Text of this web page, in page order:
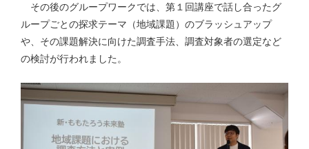
その後のグループワークでは、第１回講座で話し合ったグ
ループごとの探求テーマ（地域課題）のブラッシュアップ
や、その課題解決に向けた調査手法、調査対象者の選定など
の検討が行われました。